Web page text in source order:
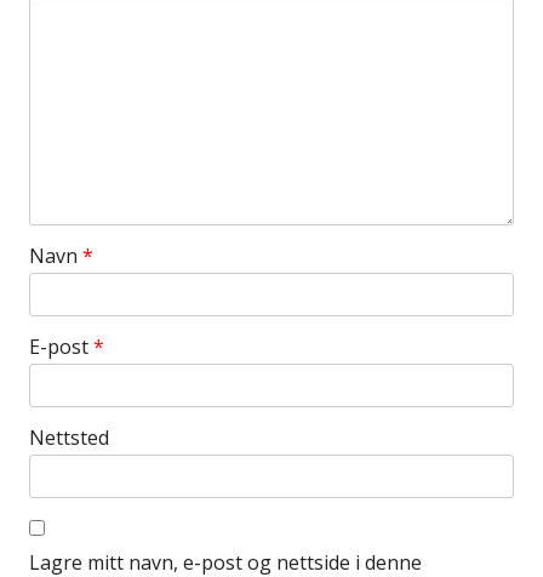
Navn *
E-post*
Nettsted
Lagre mitt navn, e-post og nettside i denne